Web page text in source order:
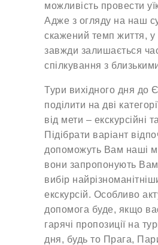
можливість провести
Адже з огляду на наш
скажений темп життя, у
завжди залишається
спілкування з
Тури вихідного дня до
поділити на дві
від мети – екскурсійні
Підібрати варіант
допоможуть Вам наші
вони запропонують
вибір
екскурсій. Особливо
допомога буде, якщо
гарячі пропозиції на
дня, будь то Прага,